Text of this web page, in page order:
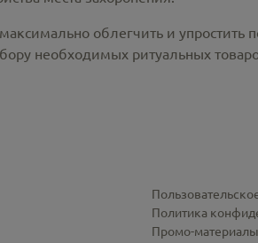
облегчить и упростить
необходимых ритуальных
Политика
Промо-материалы